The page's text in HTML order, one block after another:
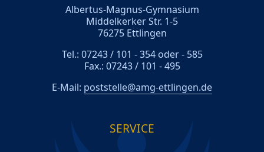
Albertus-Magnus-Gymnasium
Middelkerker Str. 1-5
76275 Ettlingen
Tel.: 07243 / 101 - 354 oder - 585
Fax.: 07243 / 101 - 495
E-Mail: poststelle@amg-ettlingen.de
SERVICE